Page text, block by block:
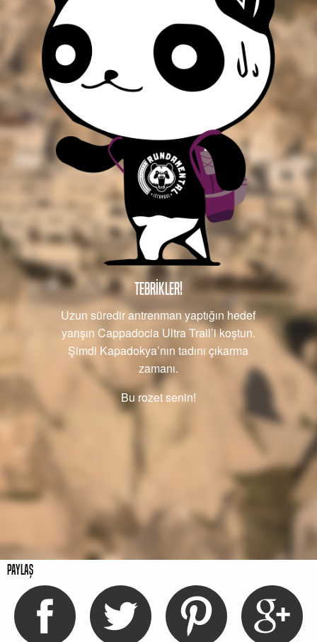
TEBRİKLER!
Uzun süredir antrenman yaptığın hedef
yarışın Cappadocia Ultra Trail’i koştun.
Şimdi Kapadokya’nın tadını çıkarma
zamanı.
Bu rozet senin!
Paylaş